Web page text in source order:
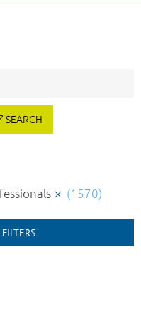
SEARCH
(1570)